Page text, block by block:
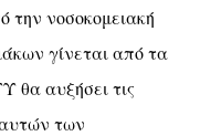
την νοσοκομειακή
γίνεται από τα
θα αυξήσει τις
των